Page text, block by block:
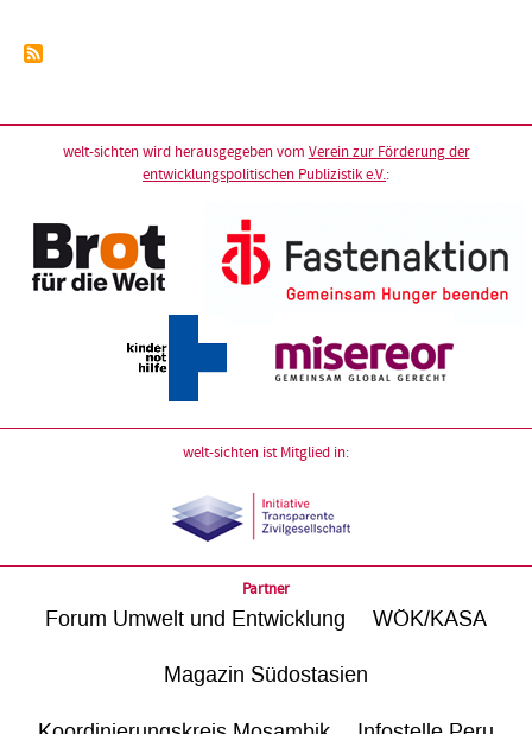
welt-sichten wird herausgegeben vom Verein zur Förderung der
entwicklungspolitischen Publizistik e.V.:
welt-sichten ist Mitglied in:
Partner
Forum Umwelt und Entwicklung WÖK/KASA
Magazin Südostasien